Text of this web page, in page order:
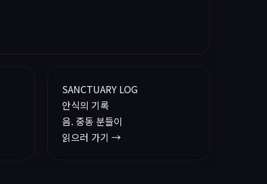
SANCTUARY LOG
안식의 기록
음. 중동 분들이
읽으러 가기 →